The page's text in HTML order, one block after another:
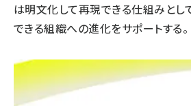
は明文化して再現できる仕組みとし
できる組織への進化をサポートする。